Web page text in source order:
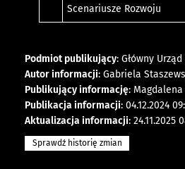
Scenariusze Rozwoju
Podmiot publikujący: Główny
Autor informacji: Gabriela
Publikujący informację:
Publikacja informacji: 04.12.2024
Aktualizacja informacji: 24.11.2025
Sprawdź historię zmian